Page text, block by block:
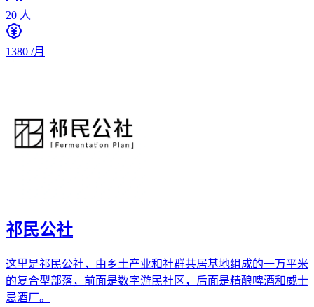
20 人
1380 /月
祁民公社
这里是祁民公社，由乡土产业和社群共居基地组成的一万平米
的复合型部落，前面是数字游民社区，后面是精酿啤酒和威士
忌酒厂。